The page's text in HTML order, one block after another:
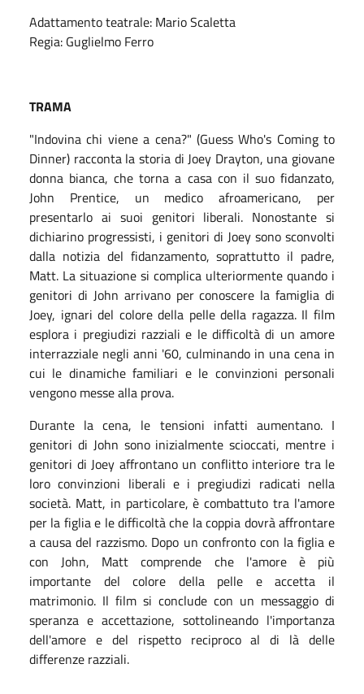
Adattamento teatrale: Mario Scaletta
Regia: Guglielmo Ferro
TRAMA
"Indovina chi viene a cena?" (Guess Who's Coming to
Dinner) racconta la storia di Joey Drayton, una giovane
donna bianca, che torna a casa con il suo fidanzato,
John Prentice, un medico afroamericano, per
presentarlo ai suoi genitori liberali. Nonostante si
dichiarino progressisti, i genitori di Joey sono sconvolti
dalla notizia del fidanzamento, soprattutto il padre,
Matt. La situazione si complica ulteriormente quando i
genitori di John arrivano per conoscere la famiglia di
Joey, ignari del colore della pelle della ragazza. Il film
esplora i pregiudizi razziali e le difficoltà di un amore
interrazziale negli anni '60, culminando in una cena in
cui le dinamiche familiari e le convinzioni personali
vengono messe alla prova.
Durante la cena, le tensioni infatti aumentano. I
genitori di John sono inizialmente scioccati, mentre i
genitori di Joey affrontano un conflitto interiore tra le
loro convinzioni liberali e i pregiudizi radicati nella
società. Matt, in particolare, è combattuto tra l'amore
per la figlia e le difficoltà che la coppia dovrà affrontare
a causa del razzismo. Dopo un confronto con la figlia e
con John, Matt comprende che l'amore è più
importante del colore della pelle e accetta il
matrimonio. Il film si conclude con un messaggio di
speranza e accettazione, sottolineando l'importanza
dell'amore e del rispetto reciproco al di là delle
differenze razziali.